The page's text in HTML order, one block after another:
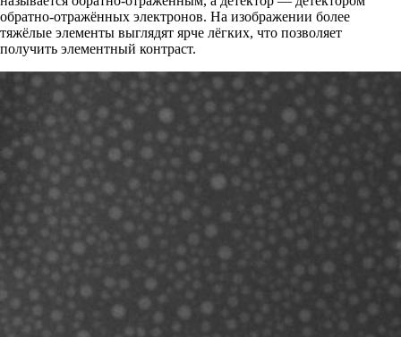
обратно-отражённых электронов. На изображении более
тяжёлые элементы выглядят ярче лёгких, что позволяет
получить элементный контраст.